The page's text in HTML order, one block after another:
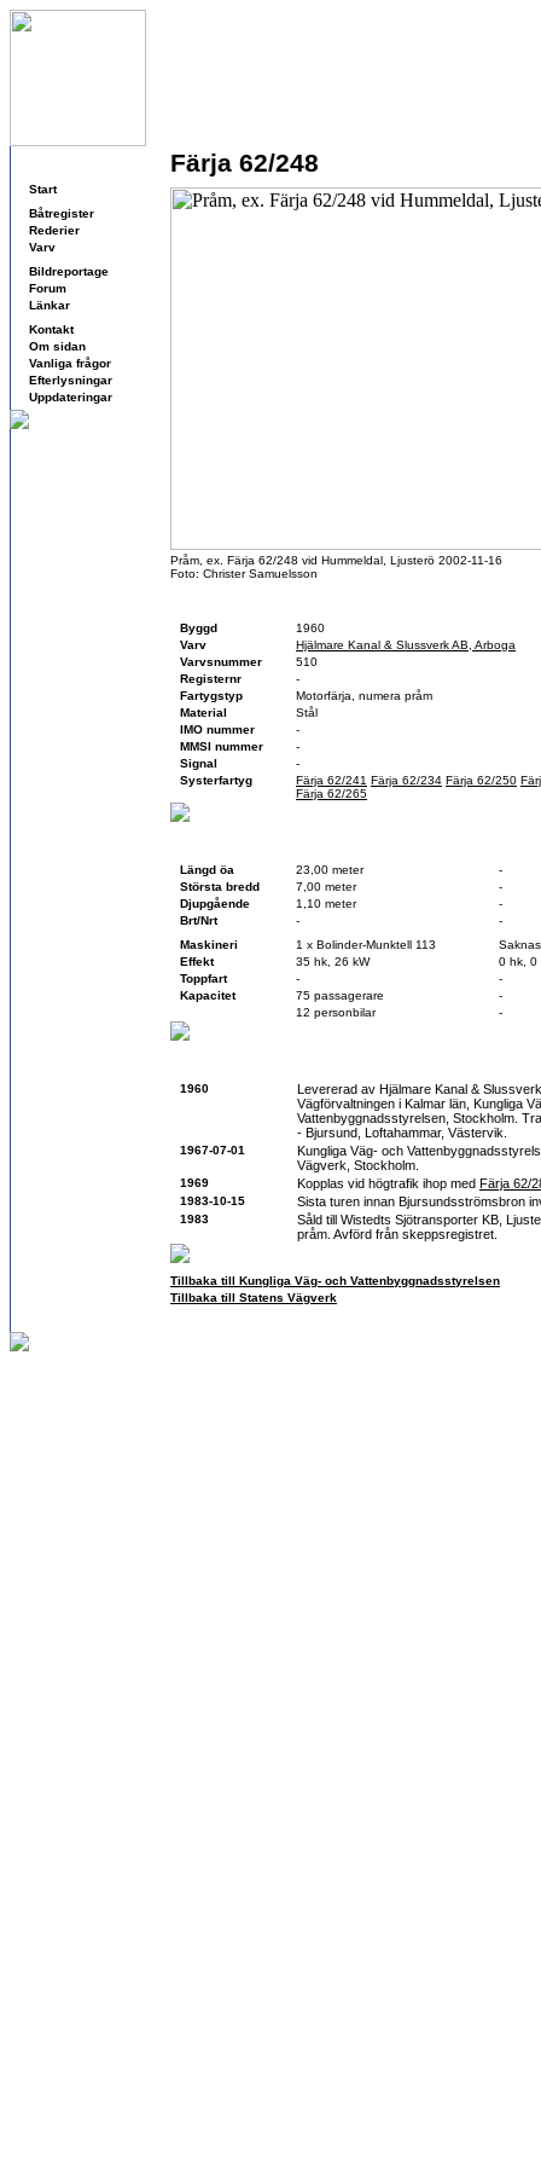
Start
Båtregister
Rederier
Varv
Bildreportage
Forum
Länkar
Kontakt
Om sidan
Vanliga frågor
Efterlysningar
Uppdateringar
Färja 62/248
Pråm, ex. Färja 62/248 vid Hummeldal, Ljusterö 2002-11-16
Foto: Christer Samuelsson
Byggd
1960
Varv
Hjälmare Kanal & Slussverk AB, Arboga
Varvsnummer
510
Registernr
-
Fartygstyp
Motorfärja, numera pråm
Material
Stål
IMO nummer
-
MMSI nummer
-
Signal
-
Systerfartyg
Färja 62/241 Färja 62/234 Färja 62/250
Färja 62/265
Längd öa
23,00 meter
-
Största bredd
7,00 meter
-
Djupgående
1,10 meter
-
Brt/Nrt
-
-
Maskineri
1 x Bolinder-Munktell 113
Saknas
Effekt
35 hk, 26 kW
0 hk, 0
Toppfart
-
-
Kapacitet
75 passagerare
-
12 personbilar
-
1960
Levererad av Hjälmare Kanal &
Vägförvaltningen i Kalmar län, Kungliga
Vattenbyggnadsstyrelsen, Stockholm.
- Bjursund, Loftahammar, Västervik.
1967-07-01
Kungliga Väg- och
Vägverk, Stockholm.
1969 Kopplas vid högtrafik ihop med Färja 62/
1983-10-15 Sista turen innan Bjursundsströmsbron
1983
Såld till Wistedts Sjötransporter KB,
pråm. Avförd från skeppsregistret.
Tillbaka till Kungliga Väg- och Vattenbyggnadsstyrelsen
Tillbaka till Statens Vägverk